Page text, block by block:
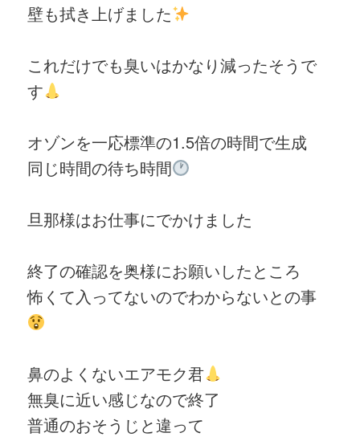
壁も拭き上げました
これだけでも臭いはかなり減ったそうで
す
オゾンを一応標準の1.5倍の時間で生成
同じ時間の待ち時間
旦那様はお仕事にでかけました
終了の確認を奥様にお願いしたところ
怖くて入ってないのでわからないとの事
鼻のよくないエアモク君
無臭に近い感じなので終了
普通のおそうじと違って